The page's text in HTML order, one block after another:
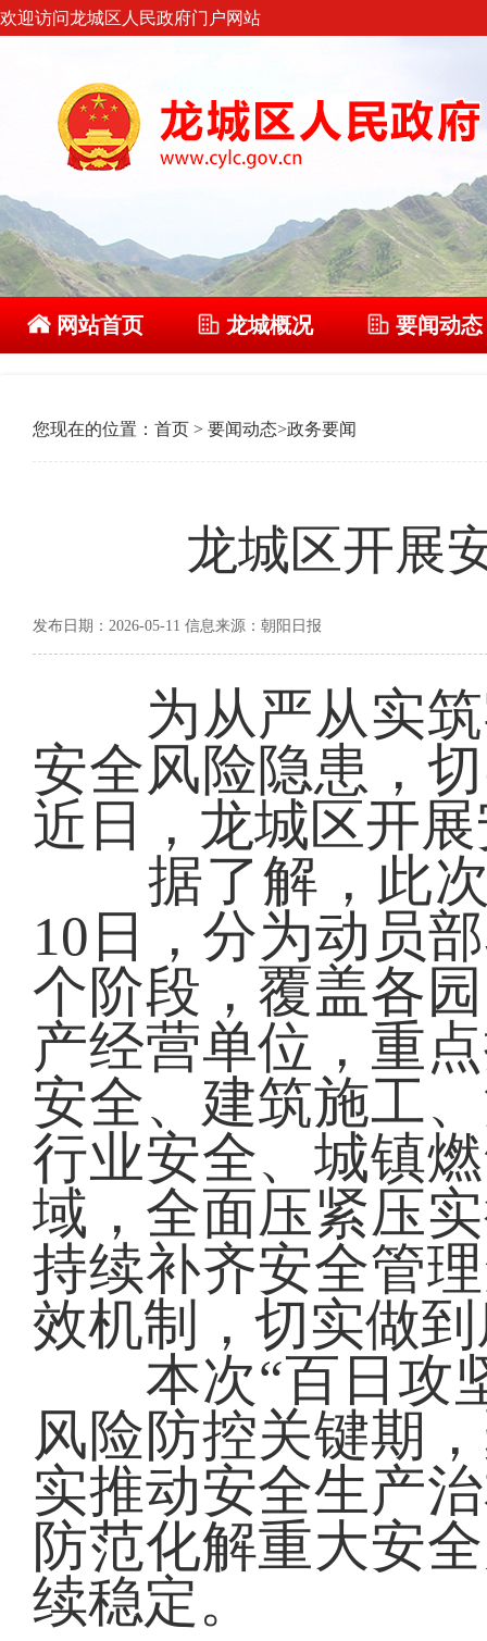
欢迎访问龙城区人民政府门户网站
网站首页 龙城概况 要闻动态
您现在的位置： 首页 > 要闻动态>政务要闻
龙城区开展
发布日期：2026-05-11 信息来源：朝阳日报
为从严从实筑
安全风险隐患，
近日，龙城区开
据了解，此次
10日，分为动员
个阶段，覆盖各
产经营单位，重
安全、建筑施工
行业安全、城镇
域，全面压紧压
持续补齐安全管
效机制，切实做
本次“百日攻坚
风险防控关键期
实推动安全生产
防范化解重大安
续稳定。